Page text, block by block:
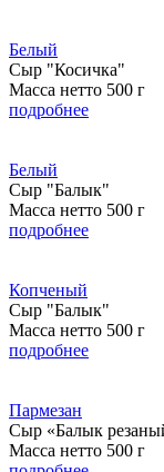
Белый
Сыр "Косичка"
Масса нетто 500 г
подробнее
Белый
Сыр "Балык"
Масса нетто 500 г
подробнее
Копченый
Сыр "Балык"
Масса нетто 500 г
подробнее
Пармезан
Сыр «Балык
Масса нетто 500 г